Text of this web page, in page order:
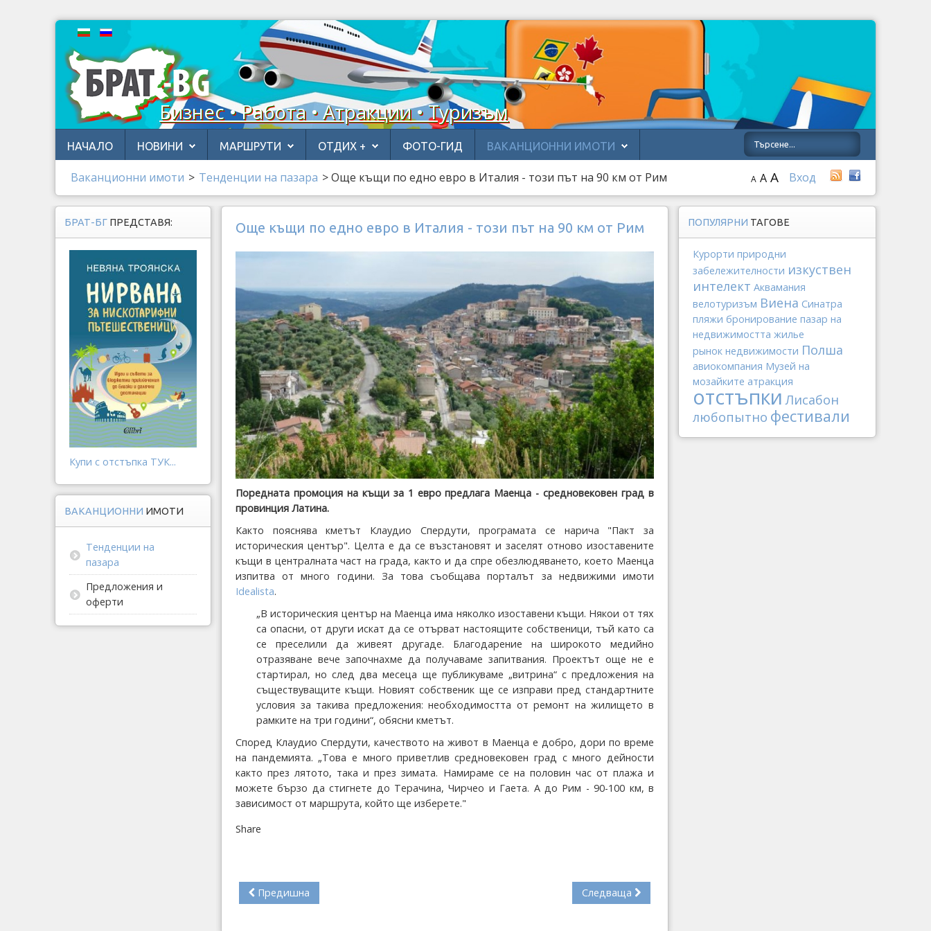
Бизнес • Работа • Атракции • Туризъм
НАЧАЛО НОВИНИ МАРШРУТИ ОТДИХ + ФОТО-ГИД ВАКАНЦИОННИ ИМОТИ
Ваканционни имоти > Тенденции на пазара >Още къщи по едно евро в Италия - този път на 90 км от Рим Вход
A A A
Още къщи по едно евро в Италия - този път на 90 км от Рим
Поредната промоция на къщи за 1 евро предлага Маенца - средновековен град в
провинция Латина.
Както пояснява кметът Клаудио Спердути, програмата се нарича "Пакт за
историческия център". Целта е да се възстановят и заселят отново изоставените
къщи в централната част на града, както и да спре обезлюдяването, което Маенца
изпитва от много години. За това съобщава порталът за недвижими имоти
Idealista.
„В историческия център на Маенца има няколко изоставени къщи. Някои от тях
са опасни, от други искат да се отърват настоящите собственици, тъй като са
се преселили да живеят другаде. Благодарение на широкото медийно
отразяване вече започнахме да получаваме запитвания. Проектът още не е
стартирал, но след два месеца ще публикуваме „витрина“ с предложения на
съществуващите къщи. Новият собственик ще се изправи пред стандартните
условия за такива предложения: необходимостта от ремонт на жилището в
рамките на три години“, обясни кметът.
Според Клаудио Спердути, качеството на живот в Маенца е добро, дори по време
на пандемията. „Това е много приветлив средновековен град с много дейности
както през лятото, така и през зимата. Намираме се на половин час от плажа и
можете бързо да стигнете до Терачина, Чирчео и Гаета. А до Рим - 90-100 км, в
зависимост от маршрута, който ще изберете."
Share
Предишна Следваща
БРАТ-БГ ПРЕДСТАВЯ:
Купи с отстъпка ТУК...
ВАКАНЦИОННИ ИМОТИ
Тенденции на
пазара
Предложения и
оферти
ПОПУЛЯРНИ ТАГОВЕ
Курорти природни
забележителности изкуствен
интелект Аквамания
велотуризъм Виена Синатра
пляжи бронирование пазар на
недвижимостта жилье
рынок недвижимости Полша
авиокомпания Музей на
мозайките атракция
отстъпки Лисабон
любопытно фестивали